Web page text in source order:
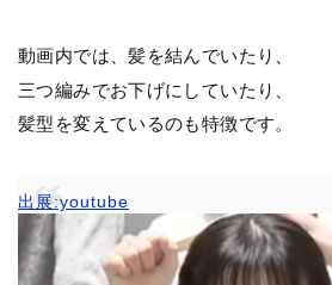
動画内では、髪を結んでいたり、
三つ編みでお下げにしていたり、
髪型を変えているのも特徴です。
出展:youtube